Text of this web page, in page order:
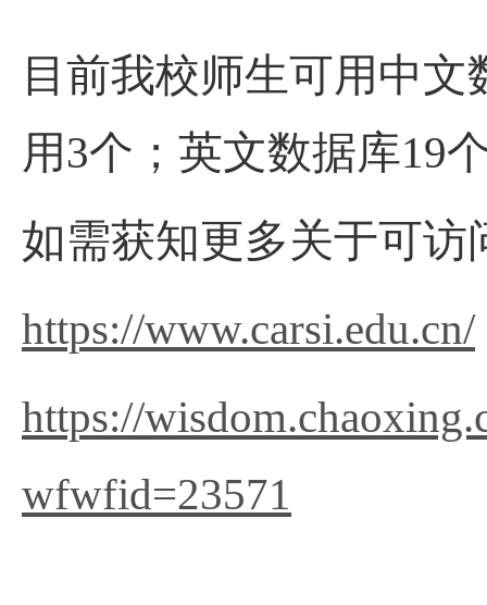
目前我校师生可用中
用3个；英文数据库19
如需获知更多关于可
https://www.carsi.edu.cn/
https://
wfwfid=23571